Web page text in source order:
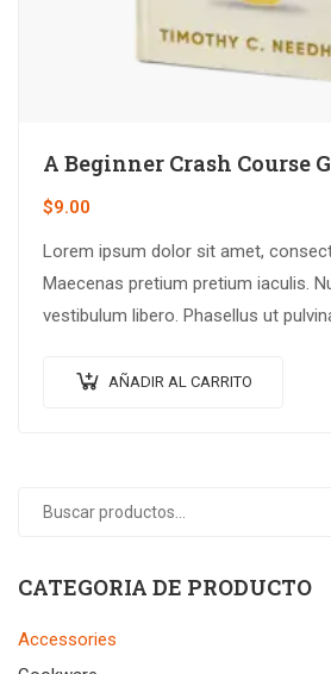
A Beginner Crash Course
$9.00
Lorem ipsum dolor sit amet,
Maecenas pretium pretium iaculis.
vestibulum libero. Phasellus ut
AÑADIR AL CARRITO
CATEGORIA DE PRODUCTO
Accessories